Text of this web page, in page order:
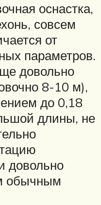
оснастка,
совсем
от
параметров.
довольно
8-10 м),
до 0,18
длины, не
довольно
обычным